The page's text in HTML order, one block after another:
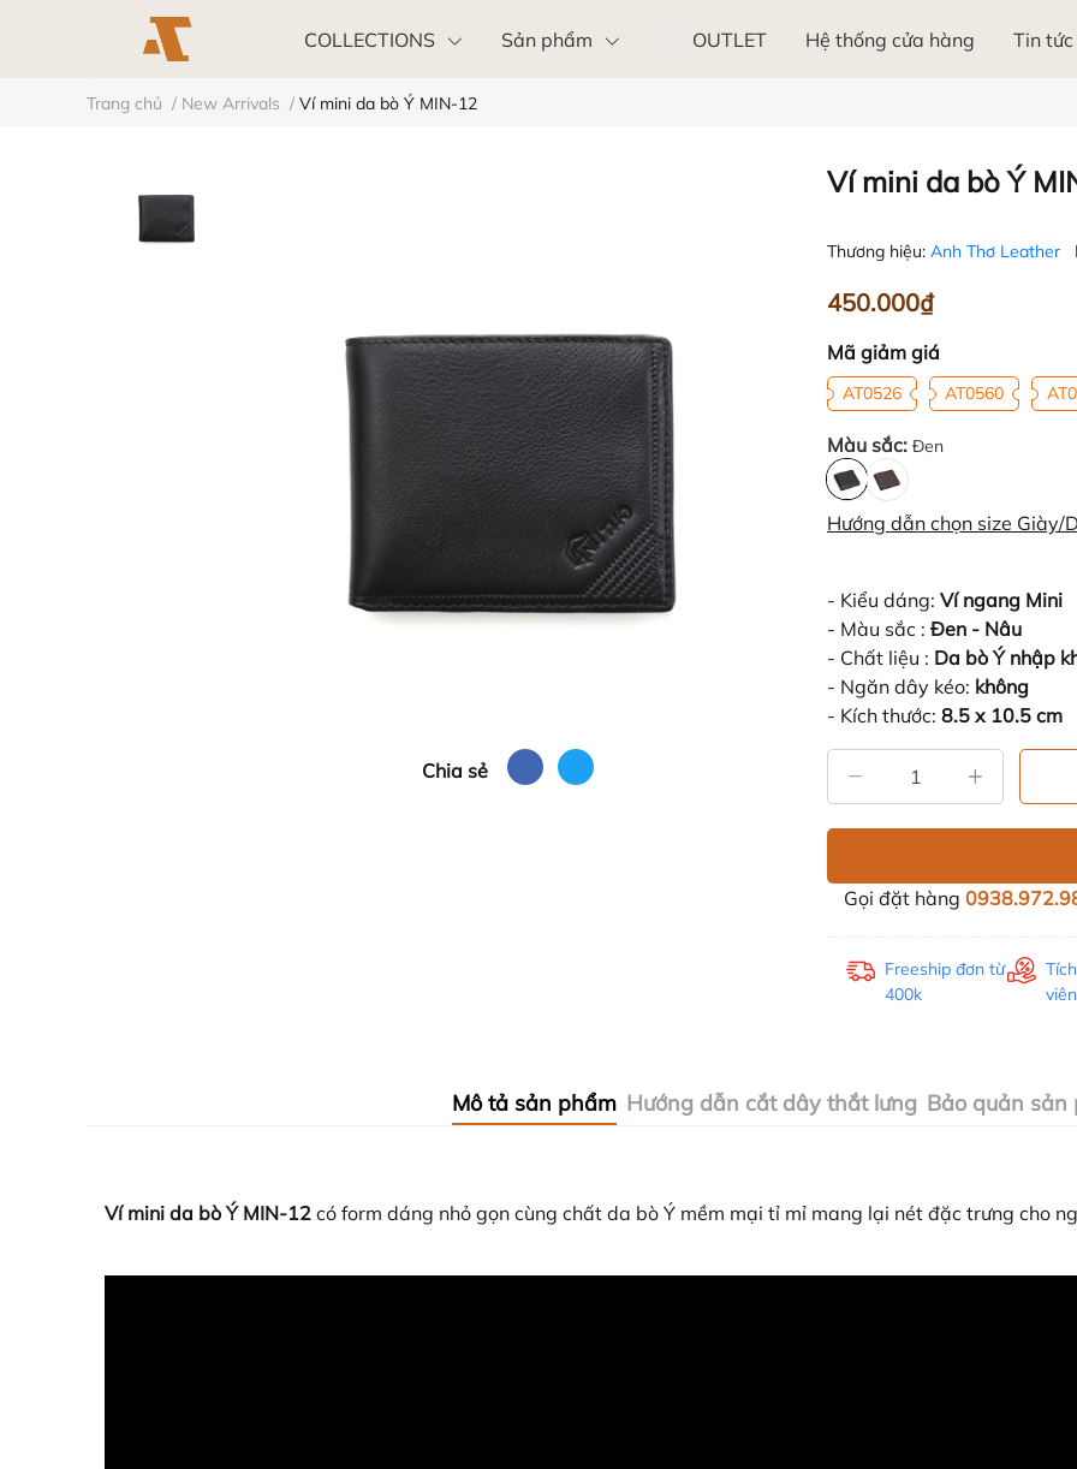
COLLECTIONS Sản phẩm OUTLET Hệ thống cửa hàng Tin tức
Trang chủ / New Arrivals / Ví mini da bò Ý MIN-12
Chia sẻ
Ví mini da bò Ý
Thương hiệu: Anh Thơ Leather
450.000₫
Mã giảm giá
AT0526 AT0560
Màu sắc: Đen
Hướng dẫn chọn size Giày/
- Kiểu dáng: Ví ngang Mini
- Màu sắc : Đen - Nâu
- Chất liệu : Da bò Ý nhập
- Ngăn dây kéo: không
- Kích thước: 8.5 x 10.5 cm
Gọi đặt hàng
Freeship đơn từ
400k
viên
Mô tả sản phẩm Hướng dẫn cắt dây thắt lưng Bảo quản sản
Ví mini da bò Ý MIN-12 có form dáng nhỏ gọn cùng chất da bò Ý mềm mại tỉ mỉ mang lại nét đặc trưng cho